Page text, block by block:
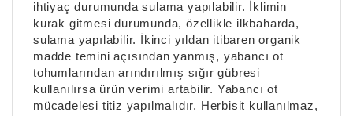
ihtiyaç durumunda sulama yapılabilir. İklimin
kurak gitmesi durumunda, özellikle ilkbaharda,
sulama yapılabilir. İkinci yıldan itibaren organik
madde temini açısından yanmış, yabancı ot
tohumlarından arındırılmış sığır gübresi
kullanılırsa ürün verimi artabilir. Yabancı ot
mücadelesi titiz yapılmalıdır. Herbisit kullanılmaz,